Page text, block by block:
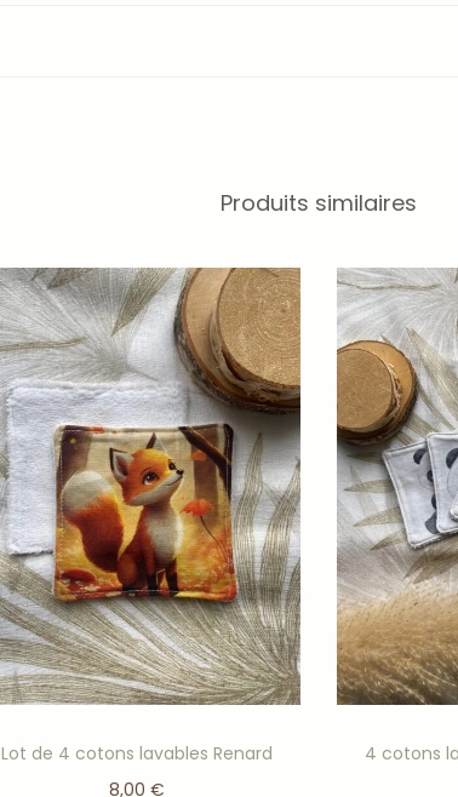
Produits similaires
Lot de 4 cotons lavables Renard
8,00 €
4 cotons